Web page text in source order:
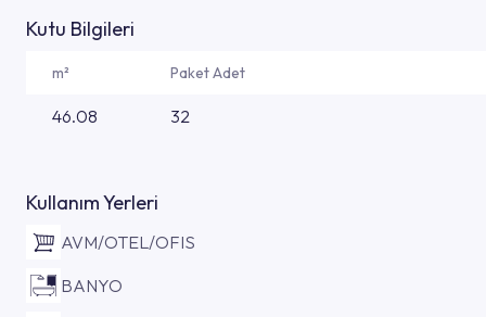
Kutu Bilgileri
m² Paket Adet
46.08 32
Kullanım Yerleri
AVM/OTEL/OFIS
BANYO